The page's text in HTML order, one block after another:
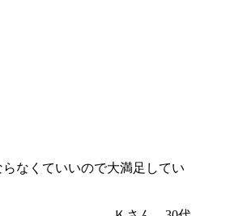
なくていいので大満足してい